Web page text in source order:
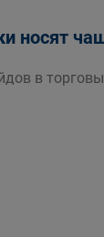
носят
в